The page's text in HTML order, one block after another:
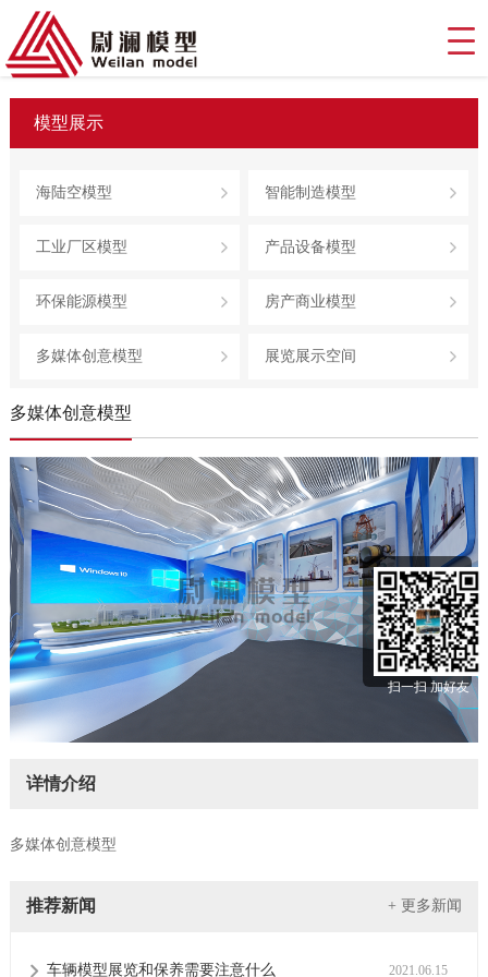
模型展示
海陆空模型 智能制造模型
工业厂区模型 产品设备模型
环保能源模型 房产商业模型
多媒体创意模型 展览展示空间
多媒体创意模型
详情介绍
多媒体创意模型
推荐新闻 + 更多新闻
车辆模型展览和保养需要注意什么 2021.06.15
扫一扫 加好友